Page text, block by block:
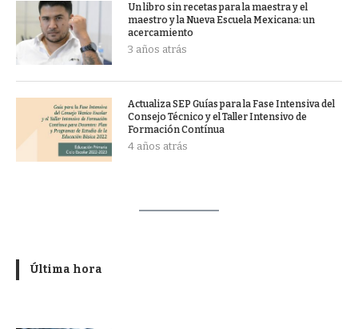
Un libro sin recetas para la maestra y el
maestro y la Nueva Escuela Mexicana: un
acercamiento
3 años atrás
Actualiza SEP Guías para la Fase Intensiva del
Consejo Técnico y el Taller Intensivo de
Formación Contínua
4 años atrás
Última hora